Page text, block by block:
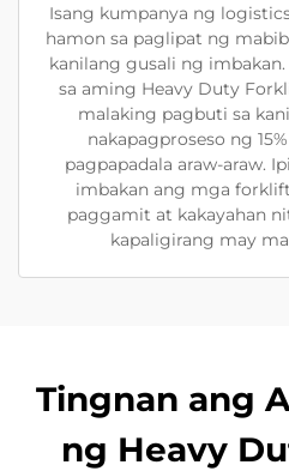
Isang kumpanya ng
hamon sa paglipat ng
kanilang gusali ng
sa aming Heavy Duty
malaking pagbuti sa
nakapagproseso ng
pagpapadala araw-araw.
imbakan ang mga
paggamit at kakayahan
kapaligirang may
Tingnan ang
ng Heavy